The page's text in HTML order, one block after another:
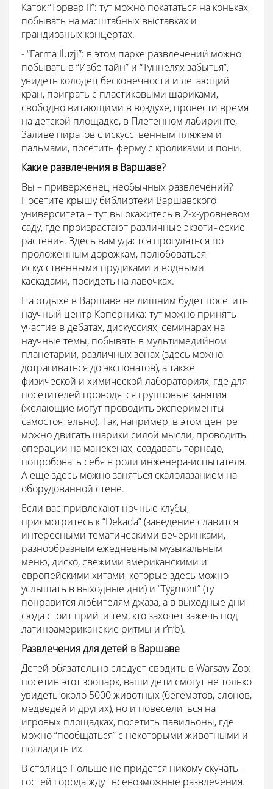
Каток “Торвар II”: тут можно покататься на коньках,
побывать на масштабных выставках и
грандиозных концертах.
- “Farma Iluzji”: в этом парке развлечений можно
побывать в “Избе тайн” и “Туннелях забытья”,
увидеть колодец бесконечности и летающий
кран, поиграть с пластиковыми шариками,
свободно витающими в воздухе, провести время
на детской площадке, в Плетенном лабиринте,
Заливе пиратов с искусственным пляжем и
пальмами, посетить ферму с кроликами и пони.
Какие развлечения в Варшаве?
Вы – приверженец необычных развлечений?
Посетите крышу библиотеки Варшавского
университета – тут вы окажитесь в 2-х-уровневом
саду, где произрастают различные экзотические
растения. Здесь вам удастся прогуляться по
проложенным дорожкам, полюбоваться
искусственными прудиками и водными
каскадами, посидеть на лавочках.
На отдыхе в Варшаве не лишним будет посетить
научный центр Коперника: тут можно принять
участие в дебатах, дискуссиях, семинарах на
научные темы, побывать в мультимедийном
планетарии, различных зонах (здесь можно
дотрагиваться до экспонатов), а также
физической и химической лабораториях, где для
посетителей проводятся групповые занятия
(желающие могут проводить эксперименты
самостоятельно). Так, например, в этом центре
можно двигать шарики силой мысли, проводить
операции на манекенах, создавать торнадо,
попробовать себя в роли инженера-испытателя.
А еще здесь можно заняться скалолазанием на
оборудованной стене.
Если вас привлекают ночные клубы,
присмотритесь к “Dekada” (заведение славится
интересными тематическими вечеринками,
разнообразным ежедневным музыкальным
меню, диско, свежими американскими и
европейскими хитами, которые здесь можно
услышать в выходные дни) и “Tygmont” (тут
понравится любителям джаза, а в выходные дни
сюда стоит прийти тем, кто захочет зажечь под
латиноамериканские ритмы и r’n’b).
Развлечения для детей в Варшаве
Детей обязательно следует сводить в Warsaw Zoo:
посетив этот зоопарк, ваши дети смогут не только
увидеть около 5000 животных (бегемотов, слонов,
медведей и других), но и повеселиться на
игровых площадках, посетить павильоны, где
можно “пообщаться” с некоторыми животными и
погладить их.
В столице Польше не придется никому скучать –
гостей города ждут всевозможные развлечения.